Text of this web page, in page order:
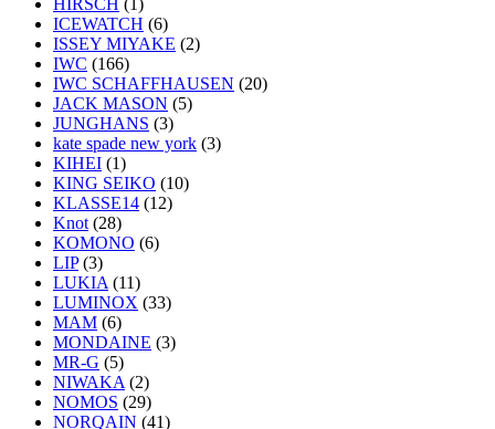
HIRSCH (1)
ICEWATCH (6)
ISSEY MIYAKE (2)
IWC (166)
IWC SCHAFFHAUSEN (20)
JACK MASON (5)
JUNGHANS (3)
kate spade new york (3)
KIHEI (1)
KING SEIKO (10)
KLASSE14 (12)
Knot (28)
KOMONO (6)
LIP(3)
LUKIA (11)
LUMINOX (33)
MAM (6)
MONDAINE (3)
MR-G (5)
NIWAKA (2)
NOMOS (29)
NORQAIN (41)